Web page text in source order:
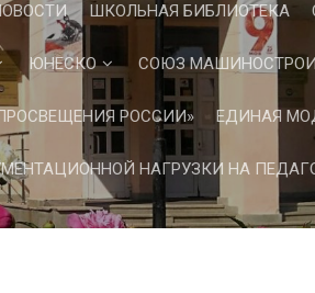
ШКОЛЬНАЯ БИБЛИОТЕКА
ЮНЕСКО СОЮЗ
РОССИИ» ЕДИНАЯ
НАГРУЗКИ НА